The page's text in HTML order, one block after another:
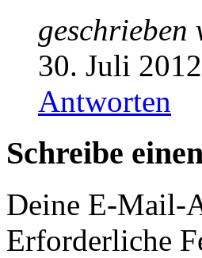
geschrieben
30. Juli
Antworten
Schreibe
Deine E-Mail-
Erforderliche